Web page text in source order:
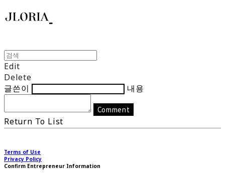
Edit
Delete
글쓴이
내용
Comment
Return To List
Terms of Use
Privacy Policy
Confirm Entrepreneur Information